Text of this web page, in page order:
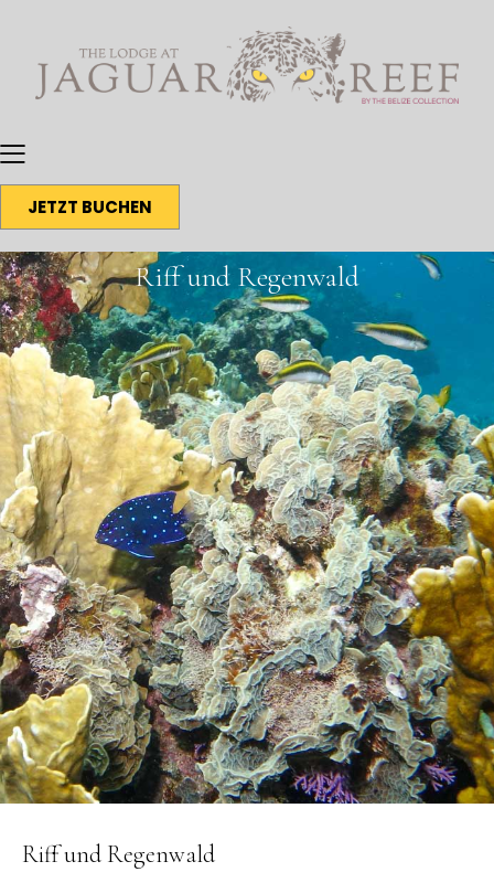
JETZT BUCHEN
Riff und Regenwald
Riff und Regenwald